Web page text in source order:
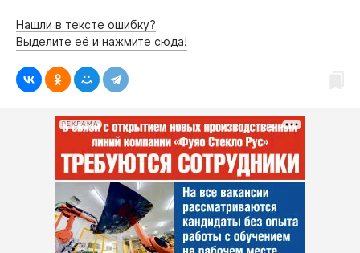
Нашли в тексте ошибку?
Выделите её и нажмите сюда!
РЕКЛАМА